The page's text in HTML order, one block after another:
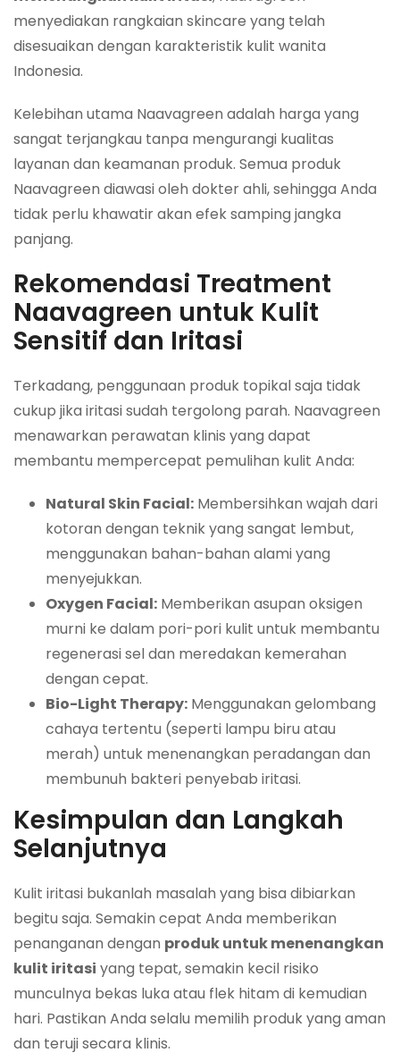
menyediakan rangkaian skincare yang telah
disesuaikan dengan karakteristik kulit wanita
Indonesia.
Kelebihan utama Naavagreen adalah harga yang
sangat terjangkau tanpa mengurangi kualitas
layanan dan keamanan produk. Semua produk
Naavagreen diawasi oleh dokter ahli, sehingga Anda
tidak perlu khawatir akan efek samping jangka
panjang.
Rekomendasi Treatment
Naavagreen untuk Kulit
Sensitif dan Iritasi
Terkadang, penggunaan produk topikal saja tidak
cukup jika iritasi sudah tergolong parah. Naavagreen
menawarkan perawatan klinis yang dapat
membantu mempercepat pemulihan kulit Anda:
Natural Skin Facial: Membersihkan wajah dari
kotoran dengan teknik yang sangat lembut,
menggunakan bahan-bahan alami yang
menyejukkan.
Oxygen Facial: Memberikan asupan oksigen
murni ke dalam pori-pori kulit untuk membantu
regenerasi sel dan meredakan kemerahan
dengan cepat.
Bio-Light Therapy: Menggunakan gelombang
cahaya tertentu (seperti lampu biru atau
merah) untuk menenangkan peradangan dan
membunuh bakteri penyebab iritasi.
Kesimpulan dan Langkah
Selanjutnya
Kulit iritasi bukanlah masalah yang bisa dibiarkan
begitu saja. Semakin cepat Anda memberikan
penanganan dengan produk untuk menenangkan
kulit iritasi yang tepat, semakin kecil risiko
munculnya bekas luka atau flek hitam di kemudian
hari. Pastikan Anda selalu memilih produk yang aman
dan teruji secara klinis.